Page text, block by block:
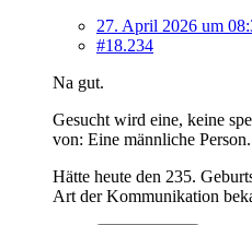
27. April 2026 um
#18.234
Na gut.
Gesucht wird eine, keine
von: Eine männliche Person.
Hätte heute den 235.
Art der Kommunikation